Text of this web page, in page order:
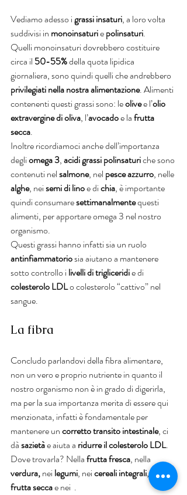
Vediamo adesso i grassi insaturi, a loro volta
suddivisi in monoinsaturi e polinsaturi.
Quelli monoinsaturi dovrebbero costituire
circa il 50-55% della quota lipidica
giornaliera, sono quindi quelli che andrebbero
privilegiati nella nostra alimentazione. Alimenti
contenenti questi grassi sono: le olive e l’olio
extravergine di oliva, l’avocado e la frutta
secca.
Inoltre ricordiamoci anche dell’importanza
degli omega 3, acidi grassi polinsaturi che sono
contenuti nel salmone, nel pesce azzurro, nelle
alghe, nei semi di lino e di chia, è importante
quindi consumare settimanalmente questi
alimenti, per apportare omega 3 nel nostro
organismo.
Questi grassi hanno infatti sia un ruolo
antinfiammatorio sia aiutano a mantenere
sotto controllo i livelli di trigliceridi e di
colesterolo LDL o colesterolo “cattivo” nel
sangue.
La fibra
Concludo parlandovi della fibra alimentare,
non un vero e proprio nutriente in quanto il
nostro organismo non è in grado di digerirla,
ma per la sua importanza merita di essere qui
menzionata, infatti è fondamentale per
mantenere un corretto transito intestinale, ci
dà sazietà e aiuta a ridurre il colesterolo LDL.
Dove trovarla? Nella frutta fresca, nella
verdura, nei legumi, nei cereali integrali, nella
frutta secca e nei .